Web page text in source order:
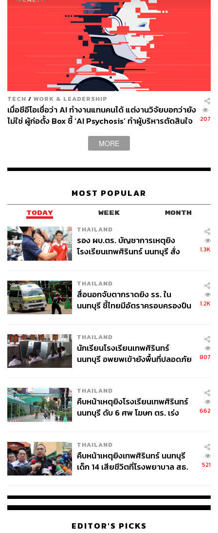
TECH / WORK & LEADERSHIP
เมื่อซีอีโอเชื่อว่า AI ทำงานแทนคนได้ แต่งานวิจัยบอกว่ายัง
ไม่ใช่ ผู้ก่อตั้ง Box ชี้ ‘AI Psychosis’ ทำผู้บริหารตัดสินใจ
207
MORE
MOST POPULAR
TODAY WEEK MONTH
THAILAND
รอง ผบ.ตร. บัญชาการเหตุยิง
โรงเรียนเทพศิรินทร์ นนทบุรี สั่ง
1.3K
THAILAND
สื่อนอกจับตากราดยิง รร. ใน
นนทบุรี ชี้ไทยมีอัตราครอบครองปืน
1.2K
THAILAND
นักเรียนโรงเรียนเทพศิรินทร์
นนทบุรี อพยพเข้ายังพื้นที่ปลอดภัย
807
THAILAND
คืบหน้าเหตุยิงโรงเรียนเทพศิรินทร์
นนทบุรี ดับ 6 ศพ โฆษก ตร. เร่ง
662
THAILAND
คืบหน้าเหตุยิงเทพศิรินทร์ นนทบุรี
เด็ก 14 เสียชีวิตที่โรงพยาบาล สธ.
521
EDITOR'S PICKS